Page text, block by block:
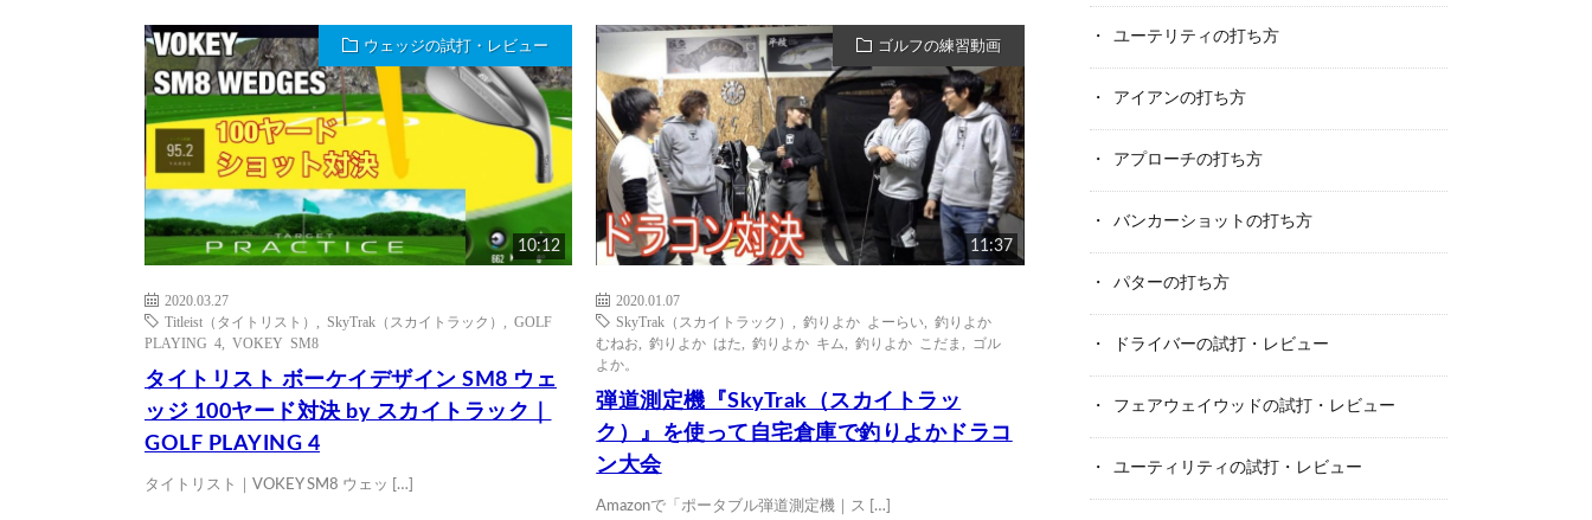
ウェッジの試打・レビュー
10:12
2020.03.27
Titleist（タイトリスト）
SkyTrak（スカイトラック）
GOLF
PLAYING 4
VOKEY SM8
タイトリスト ボーケイデザイン SM8 ウェ
ッジ 100ヤード対決 by スカイトラック｜
GOLF PLAYING 4
タイトリスト｜VOKEY SM8 ウェッ […]
ゴルフの練習動画
11:37
2020.01.07
SkyTrak（スカイトラック）
,釣りよか よーらい ,釣りよか
むねお
,釣りよか はた ,釣りよか キム ,釣りよか こだま
ゴル
よか。
弾道測定機『SkyTrak（スカイトラッ
ク）』を使って自宅倉庫で釣りよかドラコ
ン大会
Amazonで「ポータブル弾道測定機｜ス […]
ユーテリティの打ち方
アイアンの打ち方
アプローチの打ち方
バンカーショットの打ち方
パターの打ち方
ドライバーの試打・レビュー
フェアウェイウッドの試打・レビュー
ユーティリティの試打・レビュー